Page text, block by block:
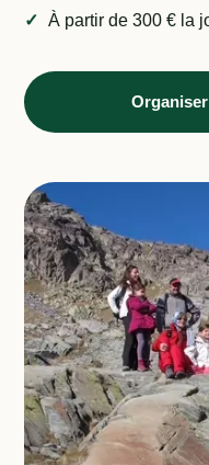
À partir de 300 € la